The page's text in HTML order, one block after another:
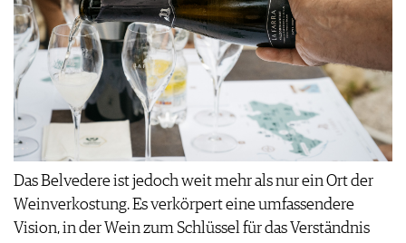
Das Belvedere ist jedoch weit mehr als nur ein Ort der
Weinverkostung. Es verkörpert eine umfassendere
Vision, in der Wein zum Schlüssel für das Verständnis